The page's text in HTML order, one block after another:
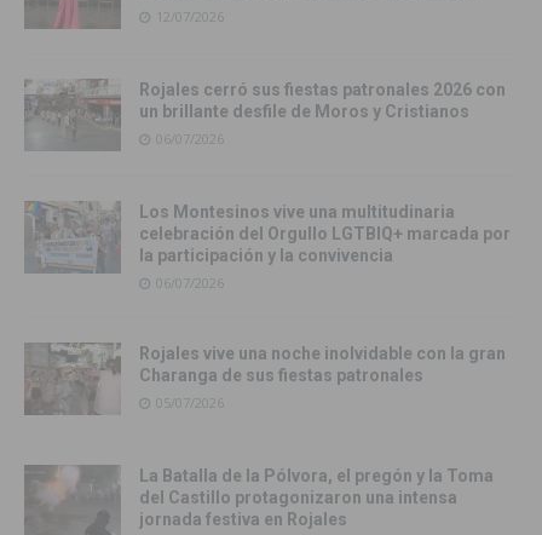
12/07/2026
Rojales cerró sus fiestas patronales 2026 con
un brillante desfile de Moros y Cristianos
06/07/2026
Los Montesinos vive una multitudinaria
celebración del Orgullo LGTBIQ+ marcada por
la participación y la convivencia
06/07/2026
Rojales vive una noche inolvidable con la gran
Charanga de sus fiestas patronales
05/07/2026
La Batalla de la Pólvora, el pregón y la Toma
del Castillo protagonizaron una intensa
jornada festiva en Rojales